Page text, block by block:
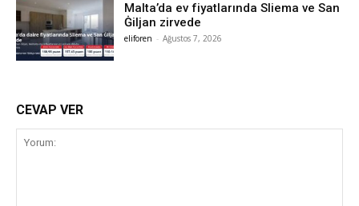
Malta’da ev fiyatlarında Sliema ve San
Ġiljan zirvede
eliforen - Ağustos 7, 2026
CEVAP VER